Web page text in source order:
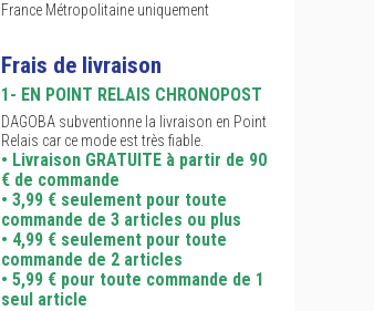
France Métropolitaine uniquement
Frais de livraison
1- EN POINT RELAIS CHRONOPOST
DAGOBA subventionne la livraison en Point
Relais car ce mode est très fiable.
• Livraison GRATUITE à partir de 90
€ de commande
• 3,99 € seulement pour toute
commande de 3 articles ou plus
• 4,99 € seulement pour toute
commande de 2 articles
• 5,99 € pour toute commande de 1
seul article